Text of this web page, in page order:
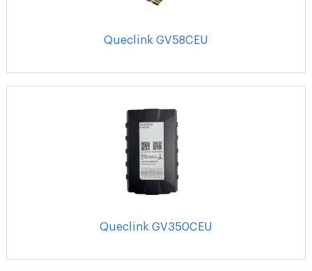
Queclink GV58CEU
Queclink GV350CEU